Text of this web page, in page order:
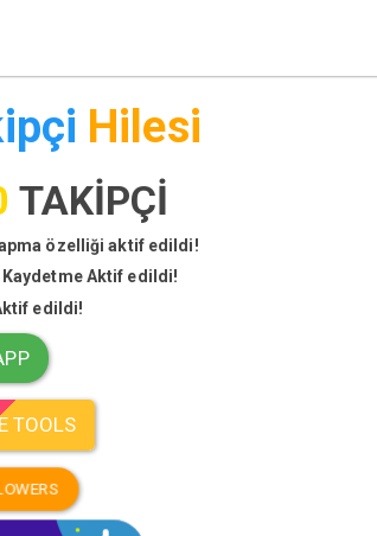
Hilesi
TAKİPÇİ
özelliği aktif edildi!
Kaydetme Aktif edildi!
edildi!
TOOLS